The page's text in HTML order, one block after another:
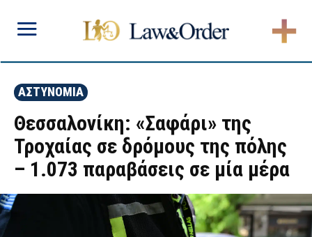
ΑΣΤΥΝΟΜΙΑ
Θεσσαλονίκη: «Σαφάρι» της
Τροχαίας σε δρόμους της πόλης
– 1.073 παραβάσεις σε μία μέρα